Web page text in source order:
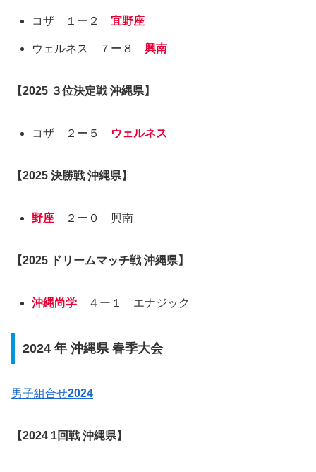
コザ １ー２ 宜野座
ウェルネス ７ー８興南
【2025 ３位決定戦沖縄県】
コザ ２ー５ ウェルネス
【2025 決勝戦沖縄県】
野座 ２ー０ 興南
【2025 ドリームマッチ戦沖縄県】
沖縄尚学 ４ー１ エナジック
2024 年 沖縄県 春季大会
男子組合せ2024
【2024 1回戦 沖縄県】